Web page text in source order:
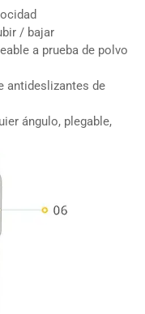
/ bajar
a prueba de polvo
antideslizantes de
ángulo, plegable,